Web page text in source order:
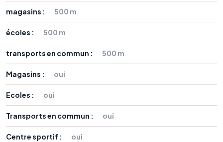
magasins : 500 m
écoles : 500 m
transports en commun : 500 m
Magasins : oui
Ecoles : oui
Transports en commun : oui
Centre sportif : oui